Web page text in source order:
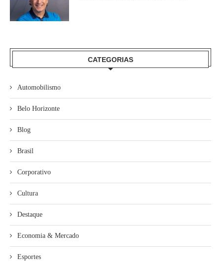
CATEGORIAS
Automobilismo
Belo Horizonte
Blog
Brasil
Corporativo
Cultura
Destaque
Economia & Mercado
Esportes